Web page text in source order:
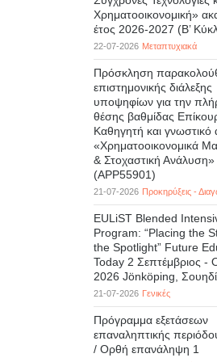
Χρηματοοικονομική»
έτος 2026-2027 (B’
22-07-2026 Μεταπτυχιακά
Πρόσκληση
επιστημονικής διάλεξης
υποψηφίων για την
θέσης βαθμίδας
Καθηγητή και γνωστικό
«Χρηματοοικονομικά
& Στοχαστική Ανάλυση»
(APP55901)
21-07-2026 Προκηρύξεις -
EULiST Blended
Program: “Placing the
the Spotlight” Future
Today 2 Σεπτέμβριος -
2026 Jönköping,
21-07-2026 Γενικές
Πρόγραμμα εξετάσεων
επαναληπτικής
/ Ορθή επανάληψη 1